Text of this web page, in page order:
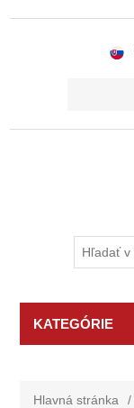
KATEGÓRIE
Hlavná stránka /